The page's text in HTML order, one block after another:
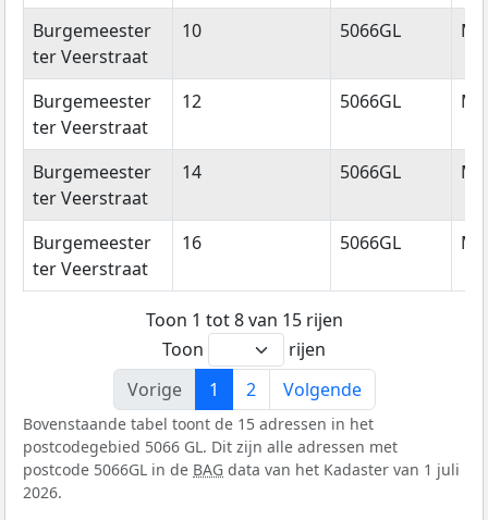
Burgemeester
ter Veerstraat
10 5066GL
Burgemeester
ter Veerstraat
12 5066GL
Burgemeester
ter Veerstraat
14 5066GL
Burgemeester
ter Veerstraat
16 5066GL
Toon 1 tot 8 van 15 rijen
Toon
rijen
Vorige
1 2 Volgende
Bovenstaande tabel toont de 15 adressen in het
postcodegebied 5066 GL. Dit zijn alle adressen met
postcode 5066GL in de BAG data van het Kadaster van 1 juli
2026.